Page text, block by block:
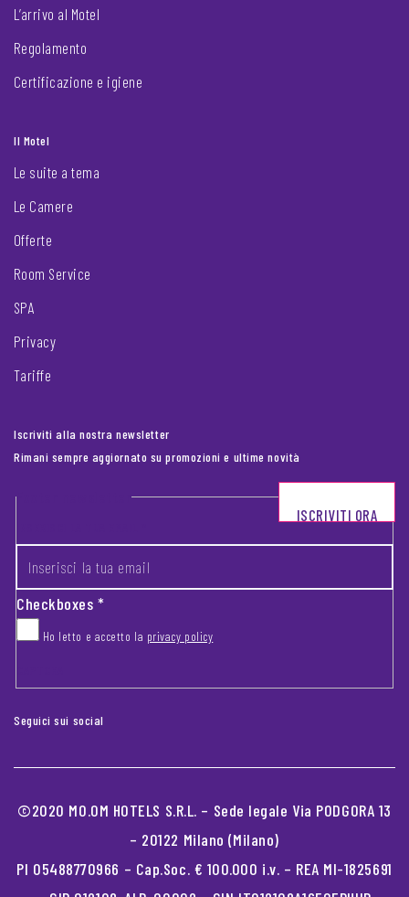
L’arrivo al Motel
Regolamento
Certificazione e igiene
Il Motel
Le suite a tema
Le Camere
Offerte
Room Service
SPA
Privacy
Tariffe
Iscriviti alla nostra newsletter
Rimani sempre aggiornato su promozioni e ultime novità
Footer newsletter
Checkboxes*
Ho letto e accetto la privacy policy
ISCRIVITI ORA
Seguici sui social
©2020 MO.OM HOTELS S.R.L. – Sede legale Via PODGORA 13
– 20122 Milano (Milano)
PI 05488770966 – Cap.Soc. € 100.000 i.v. – REA MI-1825691